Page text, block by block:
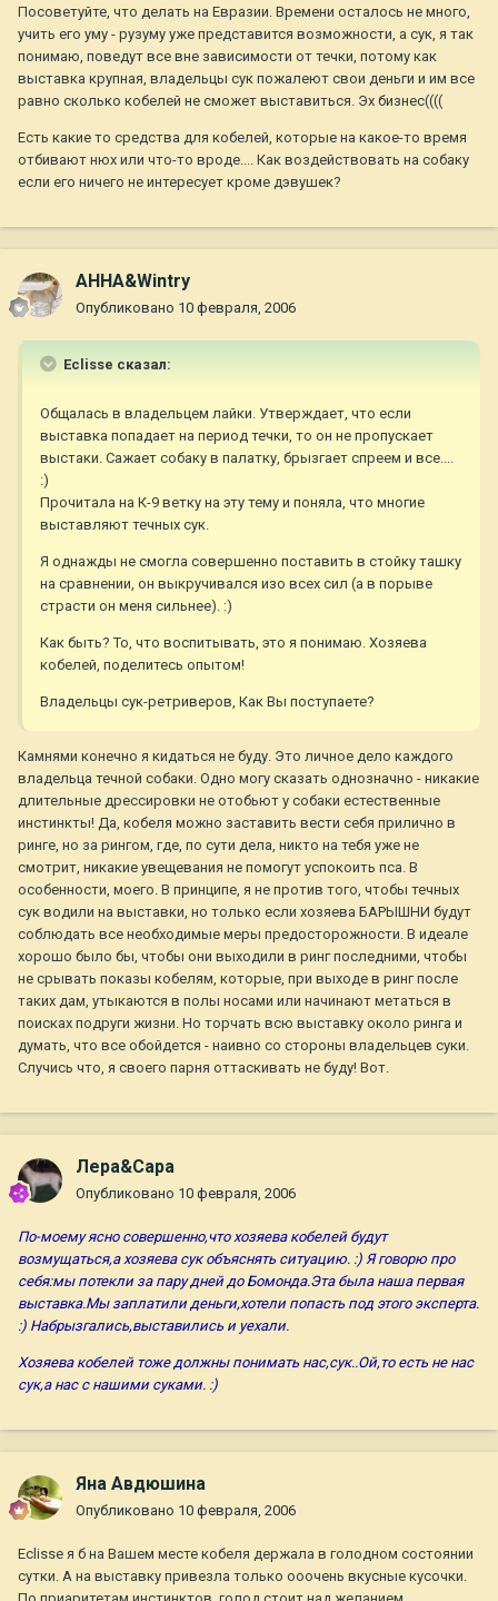
Посоветуйте, что делать на Евразии. Времени осталось не много,
учить его уму - рузуму уже представится возможности, а сук, я так
понимаю, поведут все вне зависимости от течки, потому как
выставка крупная, владельцы сук пожалеют свои деньги и им все
равно сколько кобелей не сможет выставиться. Эх бизнес((((
Есть какие то средства для кобелей, которые на какое-то время
отбивают нюх или что-то вроде.... Как воздействовать на собаку
если его ничего не интересует кроме дэвушек?
AHHA&Wintry
Опубликовано 10 февраля, 2006
Eclisse сказал:
Общалась в владельцем лайки. Утверждает, что если
выставка попадает на период течки, то он не пропускает
выстаки. Сажает собаку в палатку, брызгает спреем и все....
:)
Прочитала на К-9 ветку на эту тему и поняла, что многие
выставляют течных сук.
Я однажды не смогла совершенно поставить в стойку ташку
на сравнении, он выкручивался изо всех сил (а в порыве
страсти он меня сильнее). :)
Как быть? То, что воспитывать, это я понимаю. Хозяева
кобелей, поделитесь опытом!
Владельцы сук-ретриверов, Как Вы поступаете?
Камнями конечно я кидаться не буду. Это личное дело каждого
владельца течной собаки. Одно могу сказать однозначно - никакие
длительные дрессировки не отобьют у собаки естественные
инстинкты! Да, кобеля можно заставить вести себя прилично в
ринге, но за рингом, где, по сути дела, никто на тебя уже не
смотрит, никакие увещевания не помогут успокоить пса. В
особенности, моего. В принципе, я не против того, чтобы течных
сук водили на выставки, но только если хозяева БАРЫШНИ будут
соблюдать все необходимые меры предосторожности. В идеале
хорошо было бы, чтобы они выходили в ринг последними, чтобы
не срывать показы кобелям, которые, при выходе в ринг после
таких дам, утыкаются в полы носами или начинают метаться в
поисках подруги жизни. Но торчать всю выставку около ринга и
думать, что все обойдется - наивно со стороны владельцев суки.
Случись что, я своего парня оттаскивать не буду! Вот.
Лера&Сара
Опубликовано 10 февраля, 2006
По-моему ясно совершенно,что хозяева кобелей будут
возмущаться,а хозяева сук объяснять ситуацию. :) Я говорю про
себя:мы потекли за пару дней до Бомонда.Эта была наша первая
выставка.Мы заплатили деньги,хотели попасть под этого эксперта.
:) Набрызгались,выставились и уехали.
Хозяева кобелей тоже должны понимать нас,сук..Ой,то есть не нас
сук,а нас с нашими суками. :)
Яна Авдюшина
Опубликовано 10 февраля, 2006
Eclisse я б на Вашем месте кобеля держала в голодном состоянии
сутки. А на выставку привезла только ооочень вкусные кусочки.